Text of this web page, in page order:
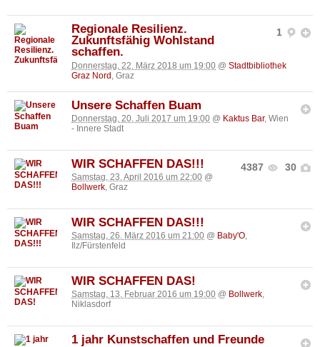
1
Regionale Resilienz.
Zukunftsfähig Wohlstand
schaffen.
Donnerstag, 22. März 2018 um 19:00 @ Stadtbibliothek
Graz Nord , Graz
Unsere Schaffen Buam
Donnerstag, 20. Juli 2017 um 19:00 @ Kaktus Bar, Wien
- Innere Stadt
4387 30
WIR SCHAFFEN DAS!!!
Samstag, 23. April 2016 um 22:00 @
Bollwerk, Graz
WIR SCHAFFEN DAS!!!
Samstag, 26. März 2016 um 21:00 @ Baby'O,
Ilz/Fürstenfeld
WIR SCHAFFEN DAS!
Samstag, 13. Februar 2016 um 19:00 @ Bollwerk,
Niklasdorf
1 jahr Kunstschaffen und Freunde